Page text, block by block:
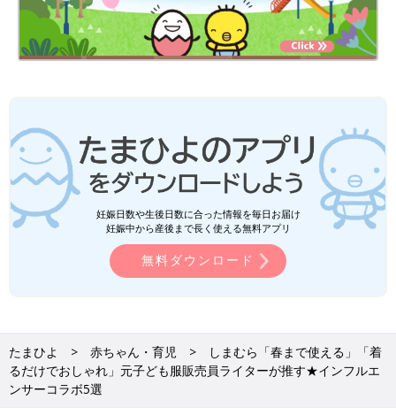
妊娠日数や生後日数に合った情報を毎日お届け
妊娠中から産後まで長く使える無料アプリ
無料ダウンロード
たまひよ 赤ちゃん・育児
しまむら「春まで使える」「着
るだけでおしゃれ」元子ども服販売員ライターが推す★インフルエ
ンサーコラボ5選